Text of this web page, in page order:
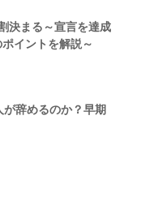
決まる～宣言を達成
イントを解説～
辞めるのか？早期